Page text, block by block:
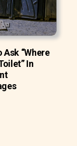
Ask “Where
In